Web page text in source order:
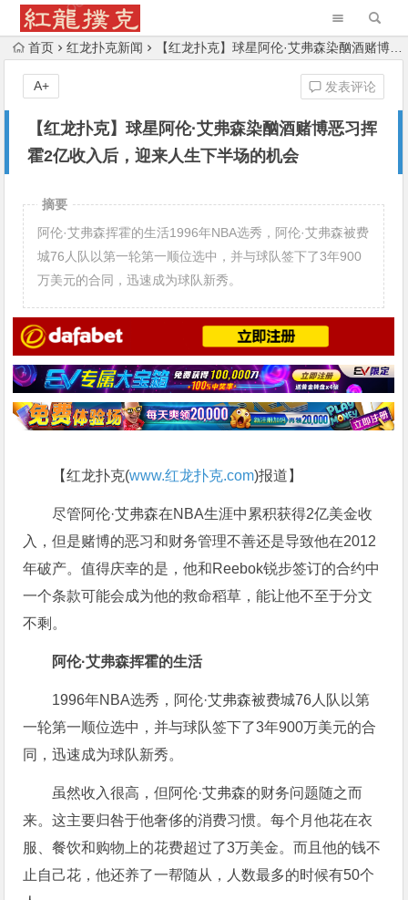
首页 红龙扑克新闻 【红龙扑克】球星阿伦·艾弗森染酗酒赌博恶习挥霍2亿收入后，迎来人生下半场的机会
【红龙扑克】球星阿伦·艾弗森染酗酒赌博恶习挥
霍2亿收入后，迎来人生下半场的机会
发表评论
A+
摘要
阿伦·艾弗森挥霍的生活1996年NBA选秀，阿伦·艾弗森被费
城76人队以第一轮第一顺位选中，并与球队签下了3年900
万美元的合同，迅速成为球队新秀。
【红龙扑克(www.红龙扑克.com)报道】
尽管阿伦·艾弗森在NBA生涯中累积获得2亿美金收
入，但是赌博的恶习和财务管理不善还是导致他在2012
年破产。值得庆幸的是，他和Reebok锐步签订的合约中
一个条款可能会成为他的救命稻草，能让他不至于分文
不剩。
阿伦·艾弗森挥霍的生活
1996年NBA选秀，阿伦·艾弗森被费城76人队以第
一轮第一顺位选中，并与球队签下了3年900万美元的合
同，迅速成为球队新秀。
虽然收入很高，但阿伦·艾弗森的财务问题随之而
来。这主要归咎于他奢侈的消费习惯。每个月他花在衣
服、餐饮和购物上的花费超过了3万美金。而且他的钱不
止自己花，他还养了一帮随从，人数最多的时候有50个